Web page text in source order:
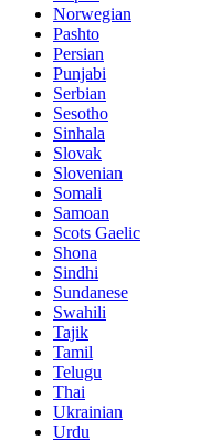
Norwegian
Pashto
Persian
Punjabi
Serbian
Sesotho
Sinhala
Slovak
Slovenian
Somali
Samoan
Scots Gaelic
Shona
Sindhi
Sundanese
Swahili
Tajik
Tamil
Telugu
Thai
Ukrainian
Urdu